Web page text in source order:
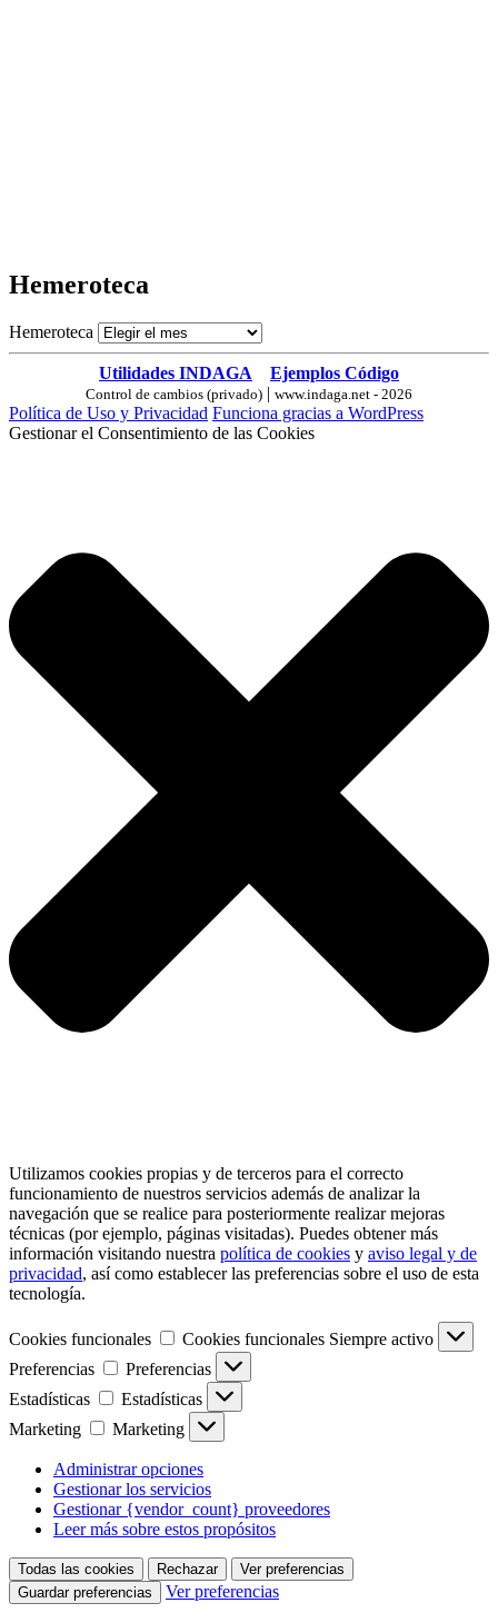
Hemeroteca
Hemeroteca
Utilidades INDAGA Ejemplos Código
Control de cambios (privado) | www.indaga.net - 2026
Política de Uso y Privacidad Funciona gracias a WordPress
Gestionar el Consentimiento de las Cookies
Utilizamos cookies propias y de terceros para el correcto
funcionamiento de nuestros servicios además de analizar la
navegación que se realice para posteriormente realizar mejoras
técnicas (por ejemplo, páginas visitadas). Puedes obtener más
información visitando nuestra política de cookies y aviso legal y de
privacidad, así como establecer las preferencias sobre el uso de esta
tecnología.
Cookies funcionales Cookies funcionales Siempre activo
Preferencias
Preferencias
Estadísticas
Estadísticas
Marketing
Marketing
Administrar opciones
Gestionar los servicios
Gestionar {vendor_count} proveedores
Leer más sobre estos propósitos
Todas las cookies Rechazar
Ver preferencias
Guardar preferencias
Ver preferencias